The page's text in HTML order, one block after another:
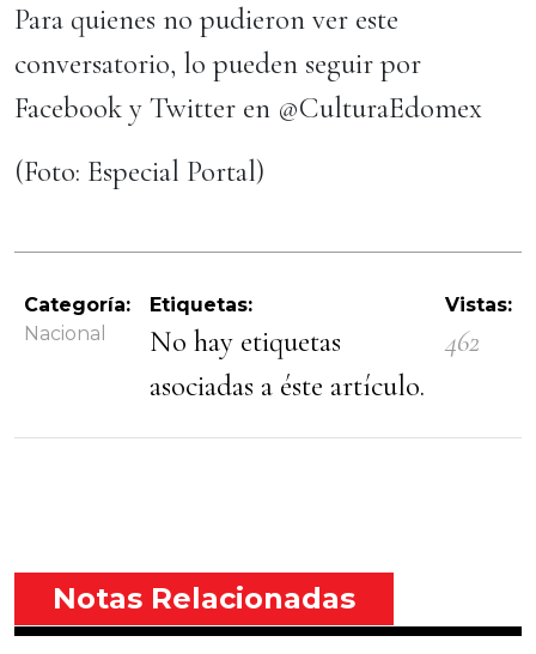
Para quienes no pudieron ver este
conversatorio, lo pueden seguir por
Facebook y Twitter en @CulturaEdomex
(Foto: Especial Portal)
Categoría:
Nacional
Etiquetas:
No hay etiquetas
asociadas a éste artículo.
Vistas:
462
Notas Relacionadas